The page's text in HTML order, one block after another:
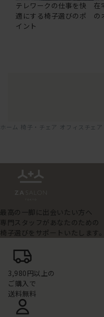
テレワークの仕事を快
適にする椅子選びのポ
イント
在
の
ホーム 椅子・チェア オフィスチェ
最高の一脚に出会いたい方へ
専門スタッフがあなたのための
椅子選びをサポートいたします。
3,980円以上の
ご購入で
送料無料